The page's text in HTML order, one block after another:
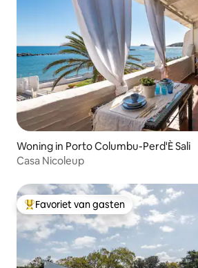
Woning in Porto Columbu-Perd'È Sali
Casa Nicoleup
Topfavoriet van gasten
Favoriet van gasten